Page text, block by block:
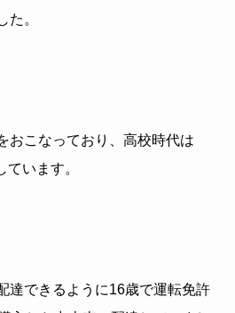
た。
おこなっており、高校時代は
います。
達できるように16歳で運転免許